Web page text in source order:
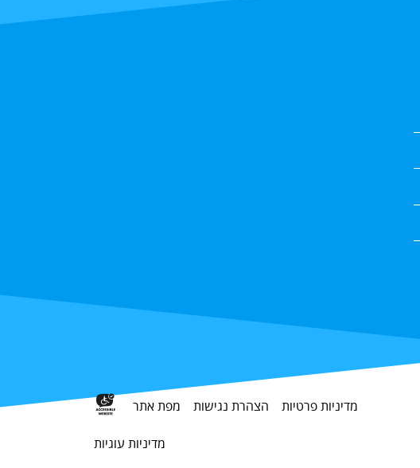
מפת אתר הצהרת נגישות מדיניות פרטיות
מדיניות עוגיות